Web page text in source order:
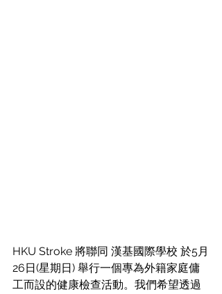
HKU Stroke 將聯同 漢基國際學校 於5月
26日(星期日) 舉行一個專為外籍家庭傭
工而設的健康檢查活動。我們希望透過